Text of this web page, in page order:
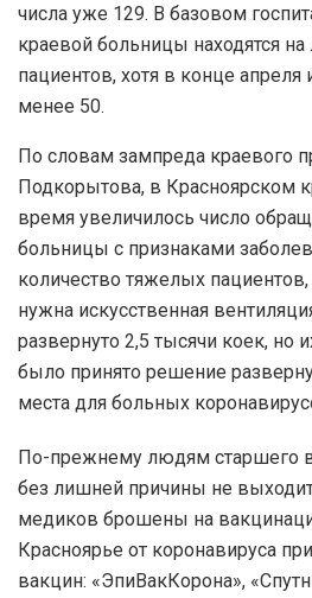
числа уже 129. В базовом
краевой больницы находятся
пациентов, хотя в конце апреля
менее 50.
По словам зампреда краевого
Подкорытова, в Красноярском
время увеличилось число
больницы с признаками
количество тяжелых
нужна искусственная
развернуто 2,5 тысячи коек, но
было принято решение
места для больных
По-прежнему людям старшего
без лишней причины не
медиков брошены на
Красноярье от коронавируса
вакцин: «ЭпиВакКорона»,